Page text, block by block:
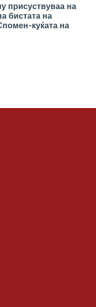
присуствуваа на
бистата на
куќата на